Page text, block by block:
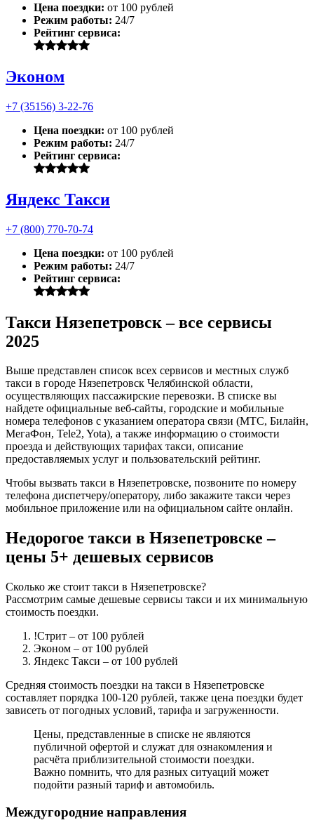
Цена поездки: от 100 рублей
Режим работы: 24/7
Рейтинг сервиса:
Эконом
+7 (35156) 3-22-76
Цена поездки: от 100 рублей
Режим работы: 24/7
Рейтинг сервиса:
Яндекс Такси
+7 (800) 770-70-74
Цена поездки: от 100 рублей
Режим работы: 24/7
Рейтинг сервиса:
Такси Нязепетровск – все сервисы
2025
Выше представлен список всех сервисов и местных служб
такси в городе Нязепетровск Челябинской области,
осуществляющих пассажирские перевозки. В списке вы
найдете официальные веб-сайты, городские и мобильные
номера телефонов с указанием оператора связи (МТС, Билайн,
МегаФон, Tele2, Yota), а также информацию о стоимости
проезда и действующих тарифах такси, описание
предоставляемых услуг и пользовательский рейтинг.
Чтобы вызвать такси в Нязепетровске, позвоните по номеру
телефона диспетчеру/оператору, либо закажите такси через
мобильное приложение или на официальном сайте онлайн.
Недорогое такси в Нязепетровске –
цены 5+ дешевых сервисов
Сколько же стоит такси в Нязепетровске?
Рассмотрим самые дешевые сервисы такси и их минимальную
стоимость поездки.
!Стрит – от 100 рублей
Эконом – от 100 рублей
Яндекс Такси – от 100 рублей
Средняя стоимость поездки на такси в Нязепетровске
составляет порядка 100-120 рублей, также цена поездки будет
зависеть от погодных условий, тарифа и загруженности.
Цены, представленные в списке не являются
публичной офертой и служат для ознакомления и
расчёта приблизительной стоимости поездки.
Важно помнить, что для разных ситуаций может
подойти разный тариф и автомобиль.
Междугородние направления